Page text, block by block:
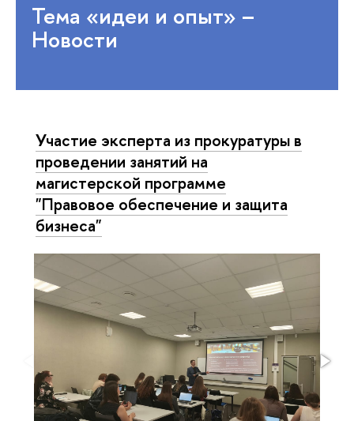
Тема «идеи и опыт» –
Новости
Участие эксперта из прокуратуры в
проведении занятий на
магистерской программе
"Правовое обеспечение и защита
бизнеса"